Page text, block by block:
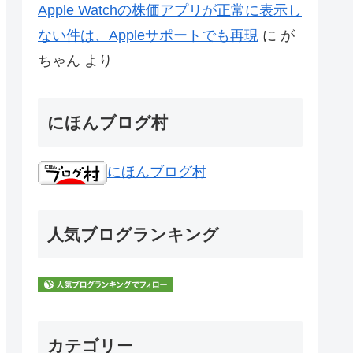
Apple Watchの株価アプリが正常に表示し
ない件は、Appleサポートでも再現 に が
ちゃん より
にほんブログ村
にほんブログ村
人気ブログランキング
カテゴリー